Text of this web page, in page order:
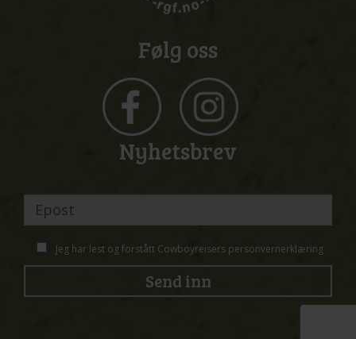
Følg oss
Nyhetsbrev
Jeg har lest og forstått Cowboyreisers personvernerklæring